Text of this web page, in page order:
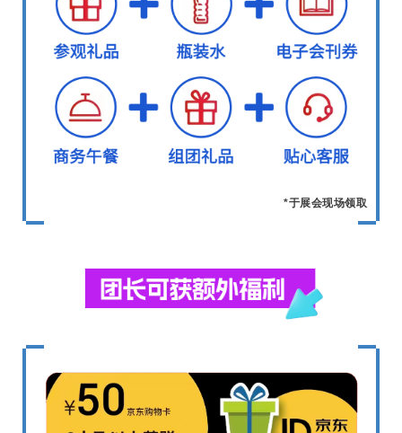
*于展会现场领取